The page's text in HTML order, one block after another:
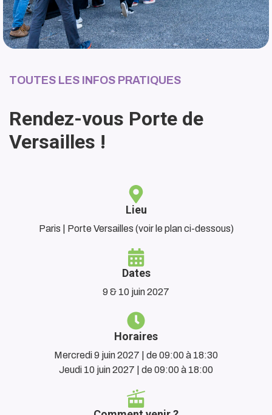
TOUTES LES INFOS PRATIQUES
Rendez-vous Porte de
Versailles !
Lieu
Paris | Porte Versailles (voir le plan ci-dessous)
Dates
9 & 10 juin 2027
Horaires
Mercredi 9 juin 2027 | de 09:00 à 18:30
Jeudi 10 juin 2027 | de 09:00 à 18:00